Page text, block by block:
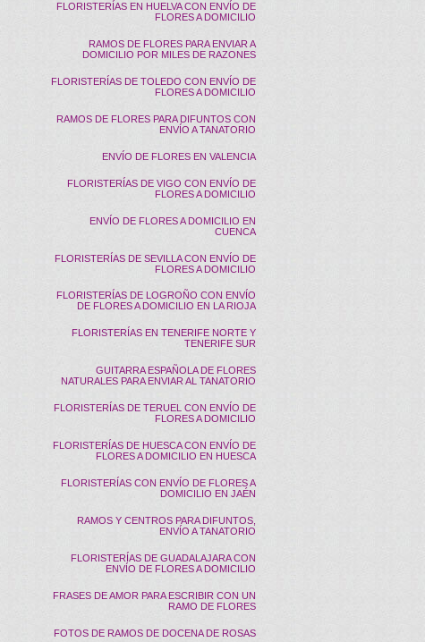
FLORISTERÍAS EN HUELVA CON ENVÍO DE
FLORES A DOMICILIO
RAMOS DE FLORES PARA ENVIAR A
DOMICILIO POR MILES DE RAZONES
FLORISTERÍAS DE TOLEDO CON ENVÍO DE
FLORES A DOMICILIO
RAMOS DE FLORES PARA DIFUNTOS CON
ENVÍO A TANATORIO
ENVÍO DE FLORES EN VALENCIA
FLORISTERÍAS DE VIGO CON ENVÍO DE
FLORES A DOMICILIO
ENVÍO DE FLORES A DOMICILIO EN
CUENCA
FLORISTERÍAS DE SEVILLA CON ENVÍO DE
FLORES A DOMICILIO
FLORISTERÍAS DE LOGROÑO CON ENVÍO
DE FLORES A DOMICILIO EN LA RIOJA
FLORISTERÍAS EN TENERIFE NORTE Y
TENERIFE SUR
GUITARRA ESPAÑOLA DE FLORES
NATURALES PARA ENVIAR AL TANATORIO
FLORISTERÍAS DE TERUEL CON ENVÍO DE
FLORES A DOMICILIO
FLORISTERÍAS DE HUESCA CON ENVÍO DE
FLORES A DOMICILIO EN HUESCA
FLORISTERÍAS CON ENVÍO DE FLORES A
DOMICILIO EN JAÉN
RAMOS Y CENTROS PARA DIFUNTOS,
ENVÍO A TANATORIO
FLORISTERÍAS DE GUADALAJARA CON
ENVÍO DE FLORES A DOMICILIO
FRASES DE AMOR PARA ESCRIBIR CON UN
RAMO DE FLORES
FOTOS DE RAMOS DE DOCENA DE ROSAS